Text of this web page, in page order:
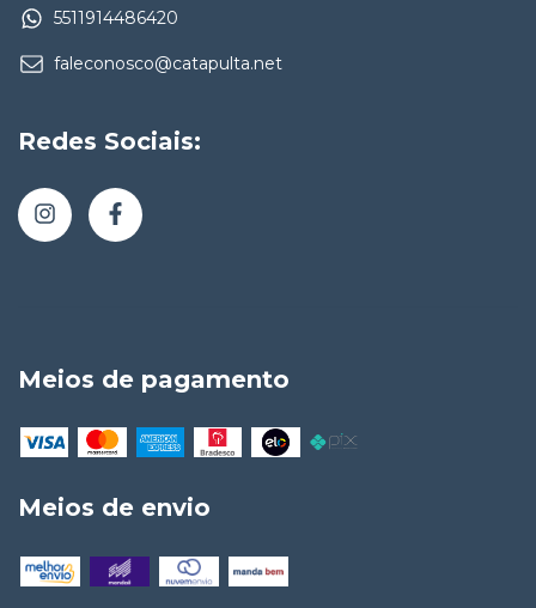
5511914486420
faleconosco@catapulta.net
Redes Sociais:
Meios de pagamento
Meios de envio